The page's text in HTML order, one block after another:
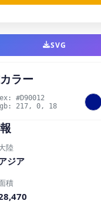
SVG
ラー
#D90012
217, 0, 18
陸
ジア
積